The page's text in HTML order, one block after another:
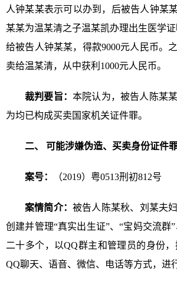
人钟某某表示可以办到，后被告人钟某
某某为温某清之子温某凯办理出生医学
给被告人钟某某，得款9000元人民币。
卖给温某清，从中获利1000元人民币。
裁判要旨：本院认为，被告人陈某
为均已构成买卖国家机关证件罪。
二、 可能涉嫌伪造、买卖身份证件
案号： （2019）粤0513刑初812号
案情简介：被告人陈某秋、刘某夫
创建并管理“真实出生证”、“宝妈交流群
二十多个，以QQ群主和管理员的身份
QQ聊天、语音、微信、电话等方式，进